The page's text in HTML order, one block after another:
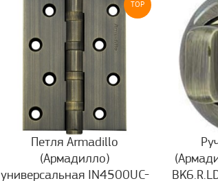
TOP
Петля Armadillo
(Армадилло)
универсальная IN4500UC-